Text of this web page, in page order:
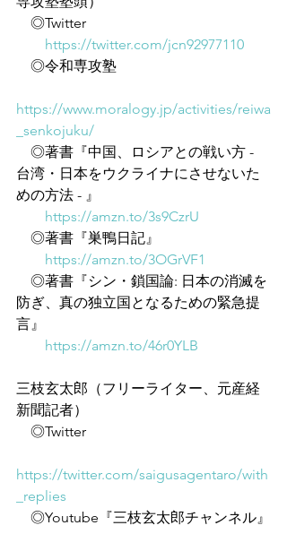
◎Twitter
https://twitter.com/jcn92977110
◎令和専攻塾
https://www.moralogy.jp/activities/reiwa
_senkojuku/
◎著書『中国、ロシアとの戦い方 -
台湾・日本をウクライナにさせないた
めの方法 - 』
https://amzn.to/3s9CzrU
◎著書『巣鴨日記』
https://amzn.to/3OGrVF1
◎著書『シン・鎖国論: 日本の消滅を
防ぎ、真の独立国となるための緊急提
言』
https://amzn.to/46r0YLB
三枝玄太郎（フリーライター、元産経
新聞記者）
◎Twitter
https://twitter.com/saigusagentaro/with
_replies
◎Youtube『三枝玄太郎チャンネル』